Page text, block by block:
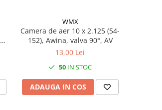
WMX
Camera de aer 10 x 2.125 (54-
152), Awina, valva 90°, AV
13,00 Lei
50 IN STOC
ADAUGA IN COS